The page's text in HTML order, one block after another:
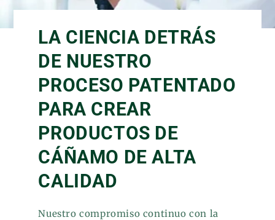
LA CIENCIA DETRÁS
DE NUESTRO
PROCESO PATENTADO
PARA CREAR
PRODUCTOS DE
CÁÑAMO DE ALTA
CALIDAD
Nuestro compromiso continuo con la